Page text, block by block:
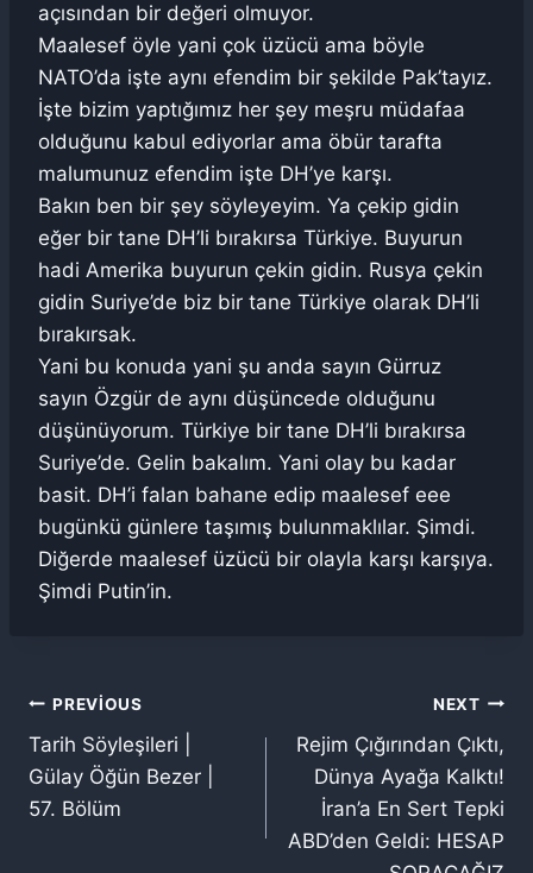
açısından bir değeri olmuyor.
Maalesef öyle yani çok üzücü ama böyle
NATO’da işte aynı efendim bir şekilde Pak’tayız.
İşte bizim yaptığımız her şey meşru müdafaa
olduğunu kabul ediyorlar ama öbür tarafta
malumunuz efendim işte DH’ye karşı.
Bakın ben bir şey söyleyeyim. Ya çekip gidin
eğer bir tane DH’li bırakırsa Türkiye. Buyurun
hadi Amerika buyurun çekin gidin. Rusya çekin
gidin Suriye’de biz bir tane Türkiye olarak DH’li
bırakırsak.
Yani bu konuda yani şu anda sayın Gürruz
sayın Özgür de aynı düşüncede olduğunu
düşünüyorum. Türkiye bir tane DH’li bırakırsa
Suriye’de. Gelin bakalım. Yani olay bu kadar
basit. DH’i falan bahane edip maalesef eee
bugünkü günlere taşımış bulunmaklılar. Şimdi.
Diğerde maalesef üzücü bir olayla karşı karşıya.
Şimdi Putin’in.
Yazı
gezinmesi
PREVIOUS
Tarih Söyleşileri |
Gülay Öğün Bezer |
57. Bölüm
NEXT
Rejim Çığırından Çıktı,
Dünya Ayağa Kalktı!
İran’a En Sert Tepki
ABD’den Geldi: HESAP